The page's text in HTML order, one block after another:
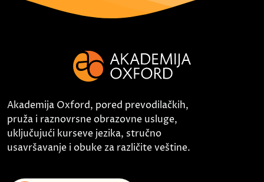
Akademija Oxford, pored prevodilačkih,
pruža i raznovrsne obrazovne usluge,
uključujući kurseve jezika, stručno
usavršavanje i obuke za različite veštine.